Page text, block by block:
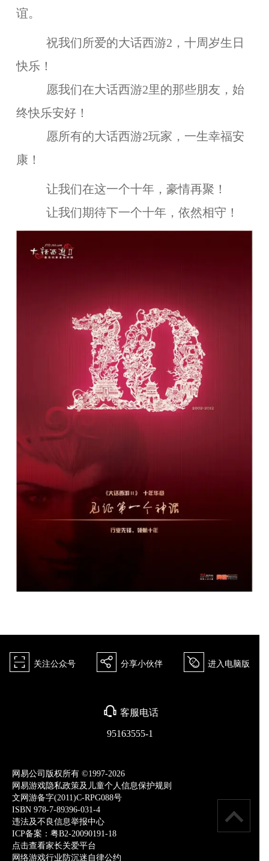
谊。
祝我们所爱的大话西游2，十周岁生日
快乐！
愿我们在大话西游2里的那些朋友，始
终快乐安好！
愿所有的大话西游2玩家，一生幸福安
康！
让我们在这一个十年，豪情再聚！
让我们期待下一个十年，依然相守！
򰀁 关注公众号 򰀂 分享小伙伴 򰀄 进入电脑版
򰀃 客服电话
95163555-1
网易公司版权所有 ©1997-2026
网易游戏隐私政策及儿童个人信息保护规则
文网游备字(2011)C-RPG088号
ISBN 978-7-89396-031-4
违法及不良信息举报中心
ICP备案：粤B2-20090191-18
点击查看家长关爱平台
网络游戏行业防沉迷自律公约